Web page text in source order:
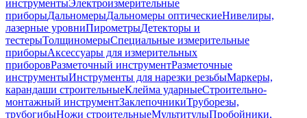
инструментыЭлектроизмерительные
приборыДальномерыДальномеры оптическиеНивелиры,
лазерные уровниПирометрыДетекторы и
тестерыТолщиномерыСпециальные измерительные
приборыАксессуары для измерительных
приборовРазметочный инструментРазметочные
инструментыИнструменты для нарезки резьбыМаркеры,
карандаши строительныеКлейма ударныеСтроительно-
монтажный инструментЗаклепочникиТруборезы,
трубогибыНожи строительныеМультитулыПробойники,